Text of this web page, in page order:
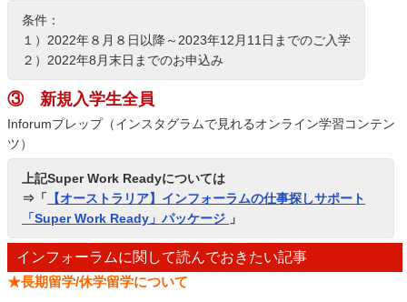
条件：
１）2022年８月８日以降～ 2023年12月11日までのご入学
２）2022年8月末日までのお申込み
③ 新規入学生全員
Inforumプレップ（インスタグラムで見れるオンライン学習コンテン
ツ）
上記Super Work Readyについては
⇒「 【オーストラリア】インフォーラムの仕事探しサポート
「Super Work Ready」パッケージ 」
インフォーラムに関して読んでおきたい記事
★長期留学/休学留学について